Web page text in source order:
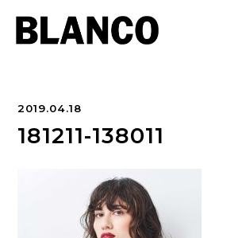
2019.04.18
181211-138011